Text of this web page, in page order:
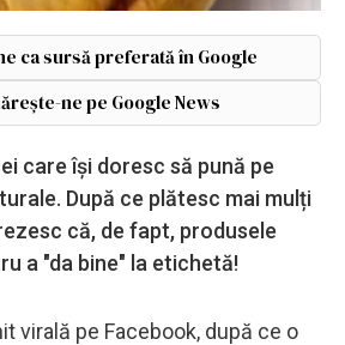
ca sursă preferată în Google
ne pe Google News
care își doresc să pună pe
După ce plătesc mai mulți
că, de fapt, produsele
a "da bine" la etichetă!
virală pe Facebook, după ce o